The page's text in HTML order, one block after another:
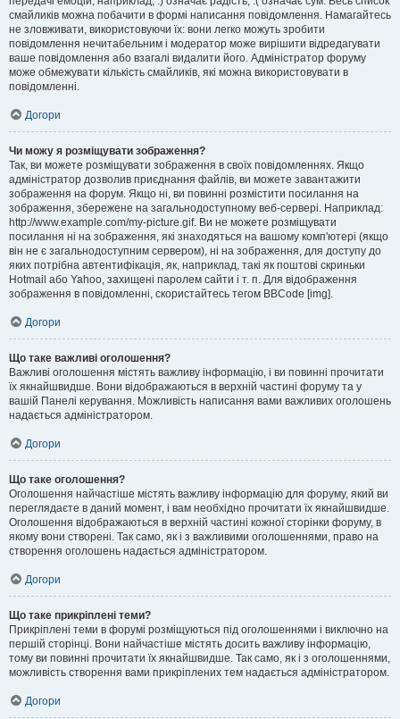
смайликів можна побачити в формі написання повідомлення. Намагайтесь
не зловживати, використовуючи їх: вони легко можуть зробити
повідомлення нечитабельним і модератор може вирішити відредагувати
ваше повідомлення або взагалі видалити його. Адміністратор форуму
може обмежувати кількість смайликів, які можна використовувати в
повідомленні.
Догори
Чи можу я розміщувати зображення?
Так, ви можете розміщувати зображення в своїх повідомленнях. Якщо
адміністратор дозволив приєднання файлів, ви можете завантажити
зображення на форум. Якщо ні, ви повинні розмістити посилання на
зображення, збережене на загальнодоступному веб-сервері. Наприклад:
http://www.example.com/my-picture.gif. Ви не можете розміщувати
посилання ні на зображення, які знаходяться на вашому комп'ютері (якщо
він не є загальнодоступним сервером), ні на зображення, для доступу до
яких потрібна автентифікація, як, наприклад, такі як поштові скриньки
Hotmail або Yahoo, захищені паролем сайти і т. п. Для відображення
зображення в повідомленні, скористайтесь тегом BBCode [img].
Догори
Що таке важливі оголошення?
Важливі оголошення містять важливу інформацію, і ви повинні прочитати
їх якнайшвидше. Вони відображаються в верхній частині форуму та у
вашій Панелі керування. Можливість написання вами важливих оголошень
надається адміністратором.
Догори
Що таке оголошення?
Оголошення найчастіше містять важливу інформацію для форуму, який ви
переглядаєте в даний момент, і вам необхідно прочитати їх якнайшвидше.
Оголошення відображаються в верхній частині кожної сторінки форуму, в
якому вони створені. Так само, як і з важливими оголошеннями, право на
створення оголошень надається адміністратором.
Догори
Що таке прикріплені теми?
Прикріплені теми в форумі розміщуються під оголошеннями і виключно на
першій сторінці. Вони найчастіше містять досить важливу інформацію,
тому ви повинні прочитати їх якнайшвидше. Так само, як і з оголошеннями,
можливість створення вами прикріплених тем надається адміністратором.
Догори